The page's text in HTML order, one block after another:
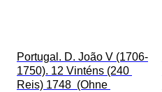
Portugal. D. João V (1706-
1750). 12 Vinténs (240
Reis) 1748  (Ohne